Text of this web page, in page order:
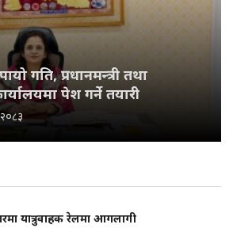
गति, प्रधानमन्त्री तथा
पेश गर्ने तयारी
यात्रुवाहक रेलमा आगलागी